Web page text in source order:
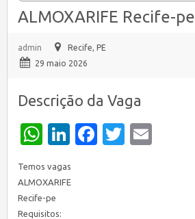
ALMOXARIFE Recife-pe
admin
Recife, PE
29 maio 2026
Descrição da Vaga
WhatsApp
LinkedIn
Facebook
Twitter
Temos vagas
ALMOXARIFE
Recife-pe
Requisitos: